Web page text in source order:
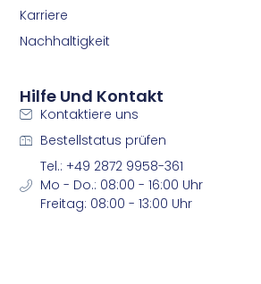
Karriere
Nachhaltigkeit
Hilfe Und Kontakt
Kontaktiere uns
Bestellstatus prüfen
Tel.: +49 2872 9958-361
Mo - Do.: 08:00 - 16:00 Uhr
Freitag: 08:00 - 13:00 Uhr